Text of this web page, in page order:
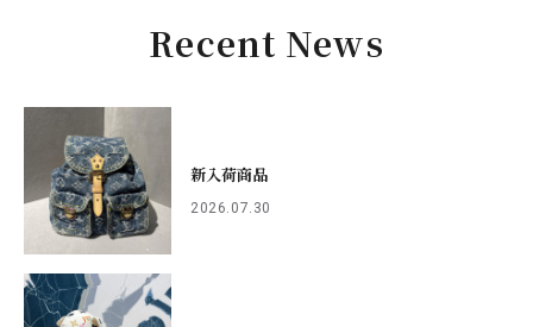
Recent News
新入荷商品
2026.07.30